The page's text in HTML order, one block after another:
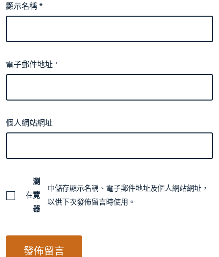
顯示名稱*
電子郵件地址*
個人網站網址
在
瀏
覽
器
中儲存顯示名稱、電子郵件地址及個人網站網址，
以供下次發佈留言時使用。